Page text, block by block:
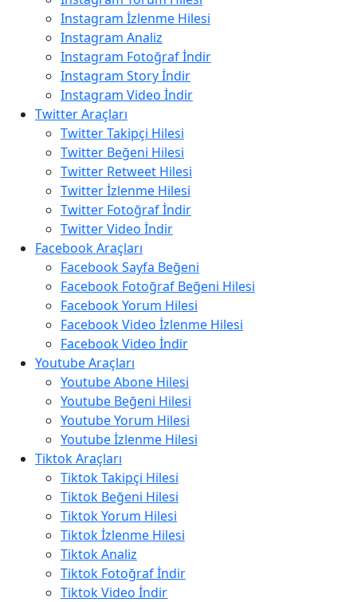
Instagram İzlenme Hilesi
Instagram Analiz
Instagram Fotoğraf İndir
Instagram Story İndir
Instagram Video İndir
Twitter Araçları
Twitter Takipçi Hilesi
Twitter Beğeni Hilesi
Twitter Retweet Hilesi
Twitter İzlenme Hilesi
Twitter Fotoğraf İndir
Twitter Video İndir
Facebook Araçları
Facebook Sayfa Beğeni
Facebook Fotoğraf Beğeni Hilesi
Facebook Yorum Hilesi
Facebook Video İzlenme Hilesi
Facebook Video İndir
Youtube Araçları
Youtube Abone Hilesi
Youtube Beğeni Hilesi
Youtube Yorum Hilesi
Youtube İzlenme Hilesi
Tiktok Araçları
Tiktok Takipçi Hilesi
Tiktok Beğeni Hilesi
Tiktok Yorum Hilesi
Tiktok İzlenme Hilesi
Tiktok Analiz
Tiktok Fotoğraf İndir
Tiktok Video İndir